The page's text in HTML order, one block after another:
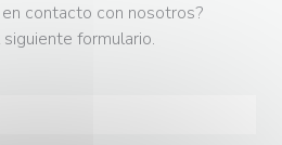
contacto con nosotros?
formulario.